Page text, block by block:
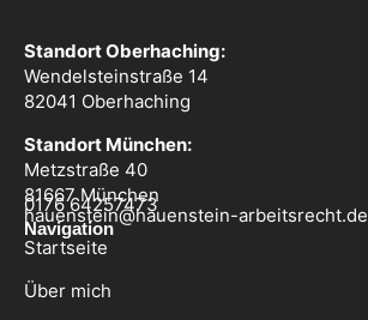
Standort Oberhaching:
Wendelsteinstraße 14
82041 Oberhaching
Standort München:
Metzstraße 40
81667 München
0176 64257473
hauenstein@hauenstein-arbeitsrecht.de
Navigation
Startseite
Über mich